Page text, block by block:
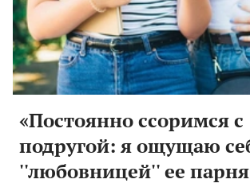
«Постоянно ссоримся с
подругой: я ощущаю
''любовницей'' ее